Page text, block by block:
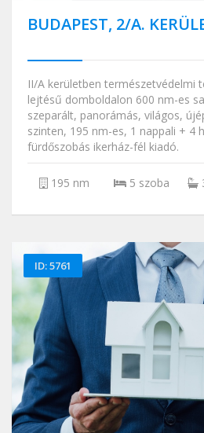
BUDAPEST, 2/A.
II/A kerületben természetvédelmi
lejtésű domboldalon 600 nm-es
szeparált, panorámás, világos,
szinten, 195 nm-es, 1 nappali + 4
fürdőszobás ikerház-fél kiadó.
195 nm 5 szoba
ID: 5761